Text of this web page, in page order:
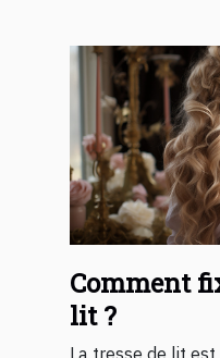
Comment
lit ?
La tresse de lit